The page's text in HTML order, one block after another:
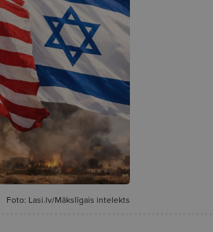
Foto: Lasi.lv/Mākslīgais intelekts